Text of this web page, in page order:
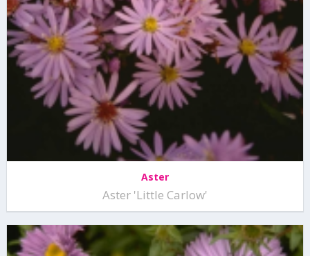
Aster
Aster 'Little Carlow'